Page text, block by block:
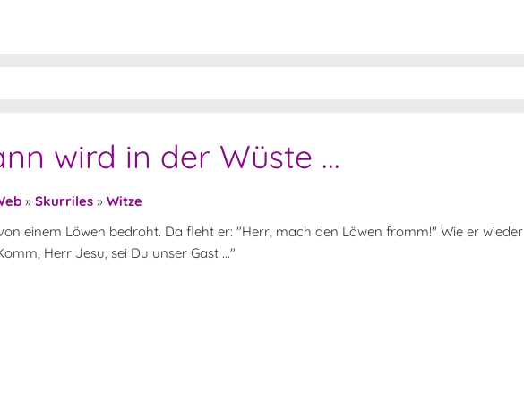
wird in der Wüste ...
» Skurriles » Witze
einem Löwen bedroht. Da fleht er: "Herr, mach den Löwen fromm!" Wie er wieder
Herr Jesu, sei Du unser Gast ..."